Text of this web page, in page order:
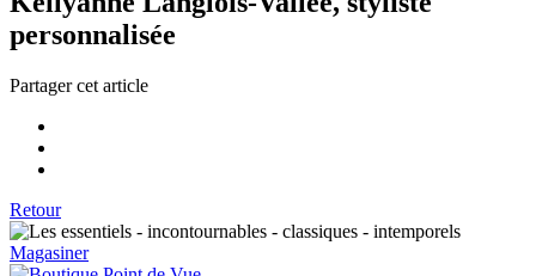
personnalisée
Partager cet article
Retour
Magasiner